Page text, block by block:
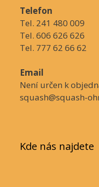
Telefon
Tel. 241 480 009
Tel. 606 626 626
Tel. 777 62 66 62
Email
Není určen k
squash@squash-
Kde nás najdete